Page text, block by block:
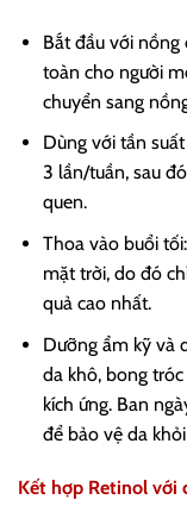
Bắt đầu với
toàn cho người
chuyển sang
Dùng với tần
3 lần/tuần, sau
quen.
Thoa vào buổi
mặt trời, do đó
quả cao nhất.
Dưỡng ẩm kỹ và
da khô, bong
kích ứng. Ban
để bảo vệ da
Kết hợp Retinol với